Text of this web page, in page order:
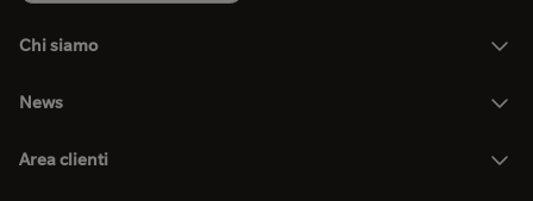
Chi siamo
News
Area clienti